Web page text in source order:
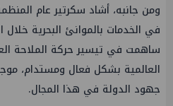
ومن جانبه، أشاد سكرتير عام
في الخدمات بالموانئ البحرية خلال
ساهمت في تيسير حركة الملاحة
العالمية بشكل فعال ومستدام،
جهود الدولة في هذا المجال.